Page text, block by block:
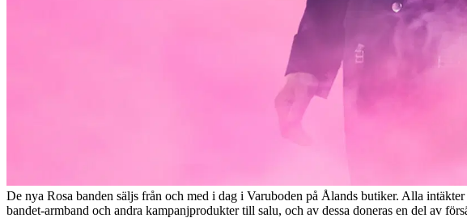
De nya Rosa banden säljs från och med i dag i Varuboden på Ålands butiker. Alla
bandet-armband och andra kampanjprodukter till salu, och av dessa doneras en del av